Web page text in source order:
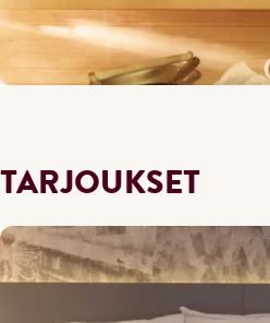
TARJOUKSET